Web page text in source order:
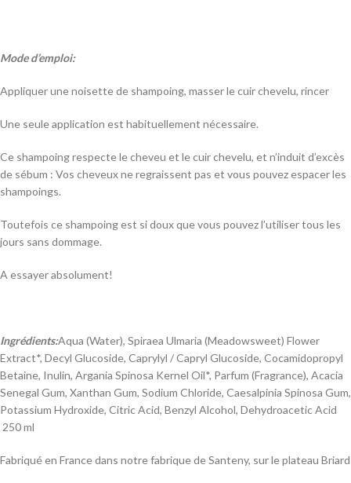
Mode d’emploi:
Appliquer une noisette de shampoing, masser le cuir chevelu, rincer
Une seule application est habituellement nécessaire.
Ce shampoing respecte le cheveu et le cuir chevelu, et n’induit d’excès
de sébum : Vos cheveux ne regraissent pas et vous pouvez espacer les
shampoings.
Toutefois ce shampoing est si doux que vous pouvez l’utiliser tous les
jours sans dommage.
A essayer absolument!
Ingrédients:Aqua (Water), Spiraea Ulmaria (Meadowsweet) Flower
Extract*, Decyl Glucoside, Caprylyl / Capryl Glucoside, Cocamidopropyl
Betaine, Inulin, Argania Spinosa Kernel Oil*, Parfum (Fragrance), Acacia
Senegal Gum, Xanthan Gum, Sodium Chloride, Caesalpinia Spinosa Gum,
Potassium Hydroxide, Citric Acid, Benzyl Alcohol, Dehydroacetic Acid
250 ml
Fabriqué en France dans notre fabrique de Santeny, sur le plateau Briard